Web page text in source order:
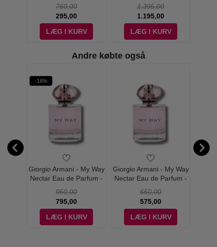
760,00
295,00
LÆG I KURV
1.395,00
1.195,00
LÆG I KURV
Andre købte også
-16%
Giorgio Armani - My Way
Nectar Eau de Parfum -
950,00
795,00
LÆG I KURV
Giorgio Armani - My Way
Nectar Eau de Parfum -
650,00
575,00
LÆG I KURV